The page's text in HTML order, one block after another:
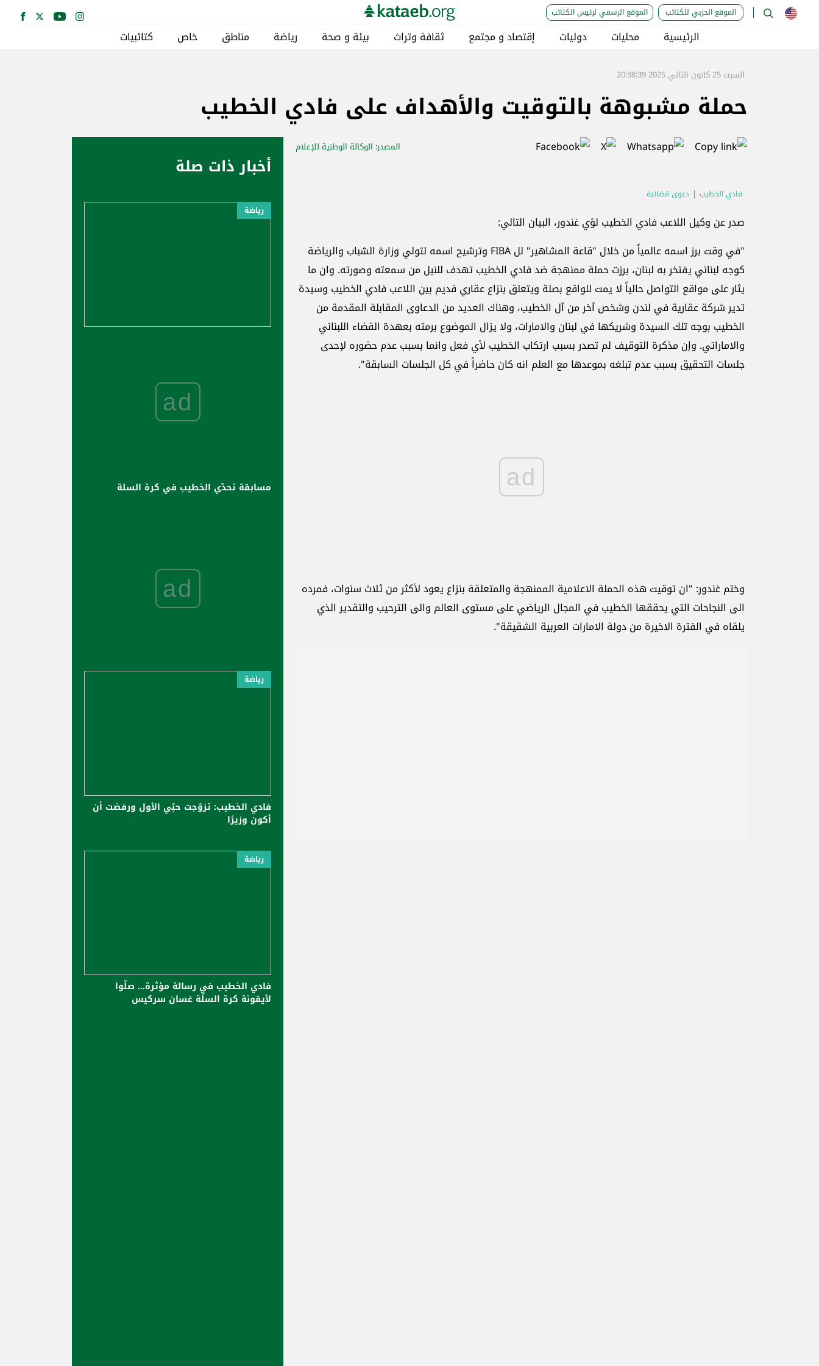
الموقع الحزبي للكتائب الموقع الرسمي لرئيس الكتائب
الرئيسية محليات دوليات إقتصاد و مجتمع ثقافة وتراث بيئة و صحة رياضة مناطق خاص كتائبيات
السبت 25 كانون الثاني 2025 20:38:39
حملة مشبوهة بالتوقيت والأهداف على فادي الخطيب
المصدر: الوكالة الوطنية للإعلام
فادي الخطيب دعوى قضائية
صدر عن وكيل اللاعب فادي الخطيب لؤي غندور، البيان التالي:
"في وقت برز اسمه عالمياً من خلال "قاعة المشاهير" لل FIBA وترشيح اسمه لتولي وزارة الشباب والرياضة
كوجه لبناني يفتخر به لبنان، برزت حملة ممنهجة ضد فادي الخطيب تهدف للنيل من سمعته وصورته. وان ما
يثار على مواقع التواصل حالياً لا يمت للواقع بصلة ويتعلق بنزاع عقاري قديم بين اللاعب فادي الخطيب وسيدة
تدير شركة عقارية في لندن وشخص آخر من آل الخطيب، وهناك العديد من الدعاوى المقابلة المقدمة من
الخطيب بوجه تلك السيدة وشريكها في لبنان والامارات، ولا يزال الموضوع برمته بعهدة القضاء اللبناني
والاماراتي. وإن مذكرة التوقيف لم تصدر بسبب ارتكاب الخطيب لأي فعل وانما بسبب عدم حضوره لإحدى
جلسات التحقيق بسبب عدم تبلغه بموعدها مع العلم انه كان حاضراً في كل الجلسات السابقة".
ad
وختم غندور: "ان توقيت هذه الحملة الاعلامية الممنهجة والمتعلقة بنزاع يعود لأكثر من ثلاث سنوات، فمرده
الى النجاحات التي يحققها الخطيب في المجال الرياضي على مستوى العالم والى الترحيب والتقدير الذي
يلقاه في الفترة الاخيرة من دولة الامارات العربية الشقيقة".
أخبار ذات صلة
رياضة
ad
مسابقة تحدّي الخطيب في كرة السلة
ad
رياضة
فادي الخطيب: تزوّجت حبّي الأول ورفضت أن
أكون وزيرًا
رياضة
فادي الخطيب في رسالة مؤثرة... صلّوا
لأيقونة كرة السلّة غسان سركيس